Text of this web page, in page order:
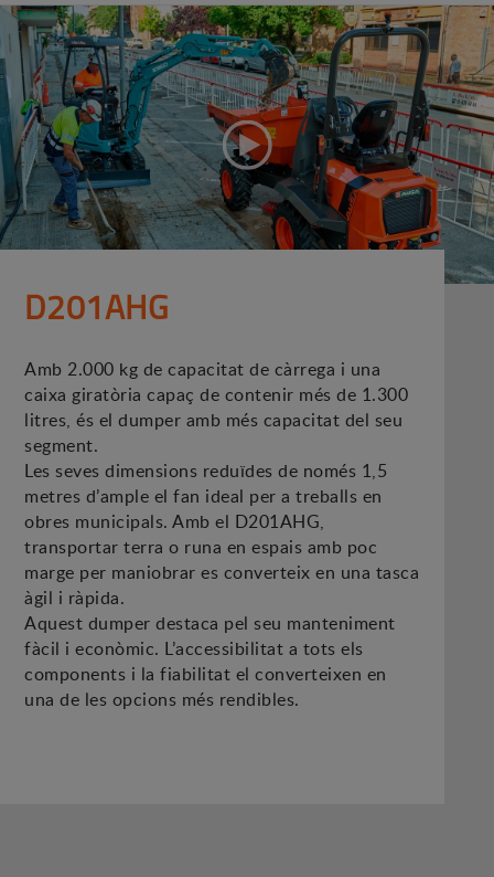
D201AHG
Amb 2.000 kg de capacitat de càrrega i una
caixa giratòria capaç de contenir més de 1.300
litres, és el dumper amb més capacitat del seu
segment.
Les seves dimensions reduïdes de només 1,5
metres d’ample el fan ideal per a treballs en
obres municipals. Amb el D201AHG,
transportar terra o runa en espais amb poc
marge per maniobrar es converteix en una tasca
àgil i ràpida.
Aquest dumper destaca pel seu manteniment
fàcil i econòmic. L’accessibilitat a tots els
components i la fiabilitat el converteixen en
una de les opcions més rendibles.